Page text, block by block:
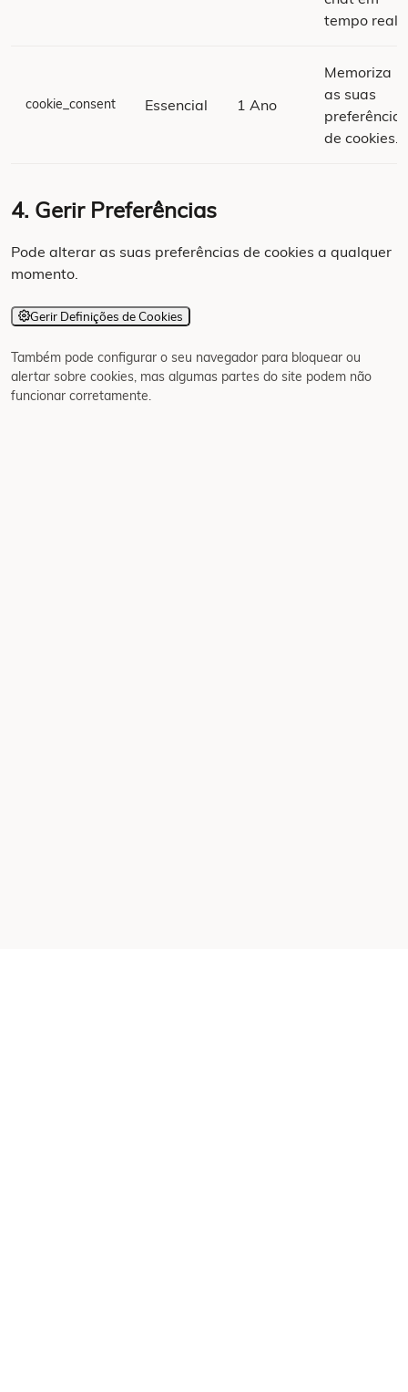
tempo real.
cookie_consent Essencial 1 Ano
Memoriza
as suas
preferências
de cookies.
4. Gerir Preferências
Pode alterar as suas preferências de cookies a qualquer
momento.
Gerir Definições de Cookies
Também pode configurar o seu navegador para bloquear ou
alertar sobre cookies, mas algumas partes do site podem não
funcionar corretamente.